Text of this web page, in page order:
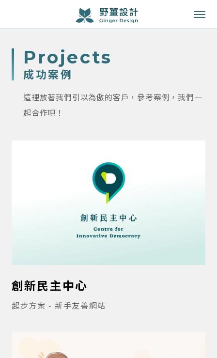
服務項目
projects
成功案例
這裡放著我們引以為傲的客戶，參考案例，我們一
起合作吧！
創新民主中心
起步方案 - 新手友善網站